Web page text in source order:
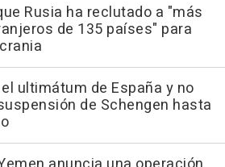
Rusia ha reclutado a "más
de 135 países" para
ultimátum de España y no
de Schengen hasta